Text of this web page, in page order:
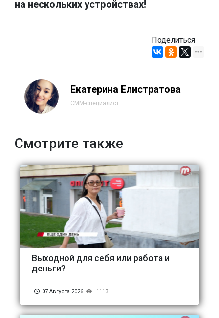
на нескольких устройствах!
Поделиться
Екатерина Елистратова
СММ-специалист
Смотрите также
Выходной для себя или работа и
деньги?
07 Августа 2026 1113